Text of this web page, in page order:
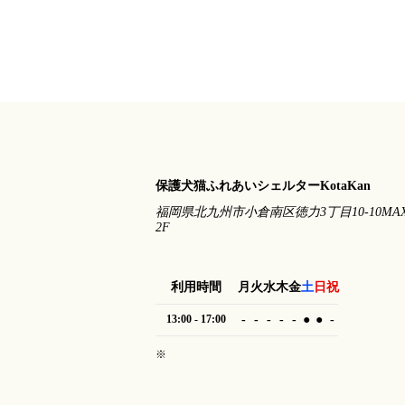
保護犬猫ふれあいシェルターKotaKan
福岡県北九州市小倉南区徳力3丁目10-
2F
利用時間 月 火水木金土 日 祝
13:00 - 17:00 - - - - - ● ● -
※